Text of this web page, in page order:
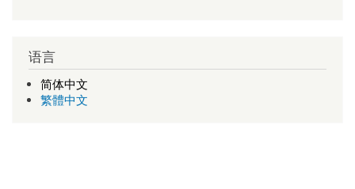
语言
简体中文
繁體中文